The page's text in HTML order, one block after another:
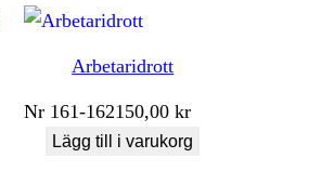
Arbetaridrott
Nr 161-162150,00kr
Lägg till i varukorg